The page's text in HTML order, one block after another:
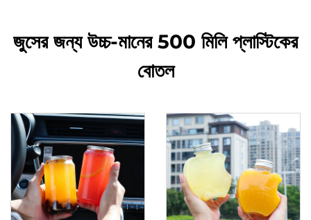
জুসের জন্য উচ্চ-মানের 500 মিলি প্লাস্টিকের
বোতল